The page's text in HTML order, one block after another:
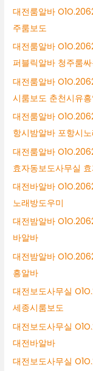
대전룸알바
주룸보도
대전룸알바
퍼블릭알바 청주룸
대전룸알바
시룸보도 춘천시유
대전룸알바
항시밤알바 포항시
대전룸알바
효자동보도사무실
대전바알바
노래방도우미
대전밤알바
바알바
대전밤알바
흥알바
대전보도사무실
세종시룸보도
대전보도사무실
대전바알바
대전보도사무실